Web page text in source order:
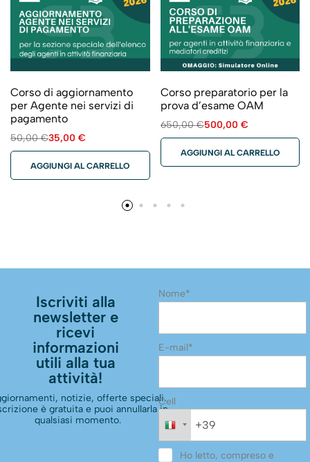
Corso di aggiornamento
per Agente nei servizi di
pagamento
50,00€35,00 €
AGGIUNGI AL CARRELLO
Corso preparatorio per la
prova d’esame OAM
650,00€500,00 €
AGGIUNGI AL CARRELLO
Iscriviti alla
newsletter e
ricevi
informazioni
utili alla tua
attività!
notizie, offerte speciali.
è gratuita e puoi annullarla in
qualsiasi momento.
Nome*
E-mail*
Cell
Ho letto, compreso e